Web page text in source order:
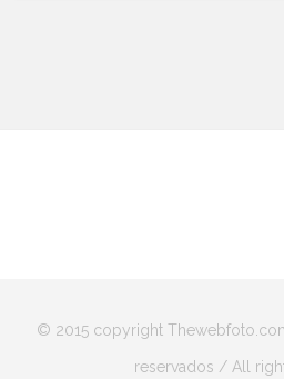
© 2015 copyright
reservados / All